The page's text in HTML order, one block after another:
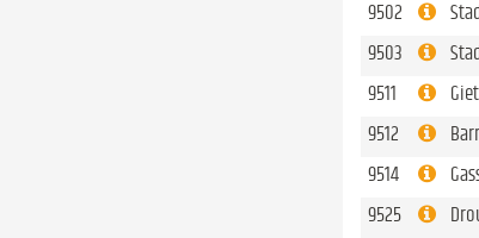
9502
9503
9511
9512
9514
9525